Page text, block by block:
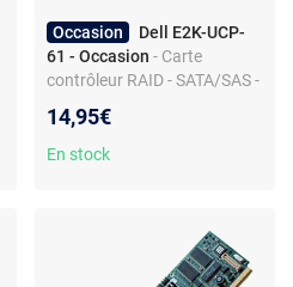
Occasion
Dell E2K-UCP-
61 - Occasion - Carte
contrôleur RAID - SATA/SAS -
seconde main
14,95€
En stock